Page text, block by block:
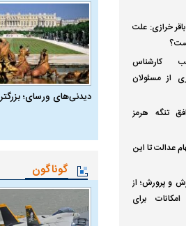
دیدنی‌های ورسای؛
گوناگون
باقر خرازی: علت
کارشناس
از مسئولان
تنگه هرمز
عدالت تا این
و پرورش؛ از
برای